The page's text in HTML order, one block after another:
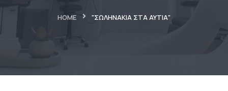
HOME "ΣΩΛΗΝΆΚΙΑ ΣΤΑ ΑΥΤΙΆ"